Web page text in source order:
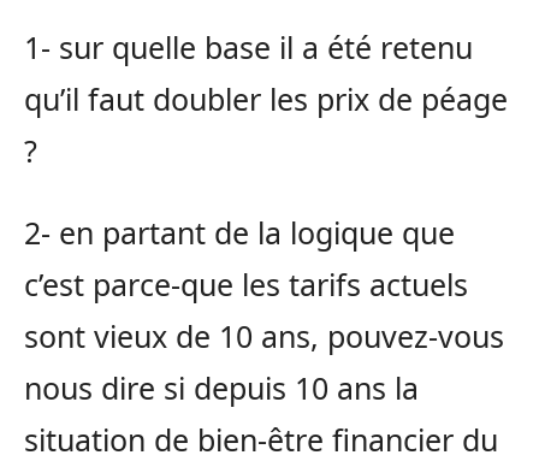
1- sur quelle base il a été retenu
qu’il faut doubler les prix de péage
?
2- en partant de la logique que
c’est parce-que les tarifs actuels
sont vieux de 10 ans, pouvez-vous
nous dire si depuis 10 ans la
situation de bien-être financier du